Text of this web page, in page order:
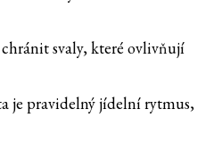
svaly, které ovlivňují
je pravidelný jídelní rytmus,